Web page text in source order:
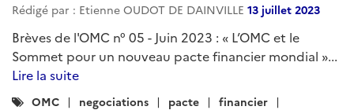
Rédigé par : Etienne OUDOT DE DAINVILLE 13 juillet 2023
Brèves de l'OMC n° 05 - Juin 2023 : « L’OMC et le
Sommet pour un nouveau pacte financier mondial »...
Lire la suite
Catégories
OMC negociations pacte
financier